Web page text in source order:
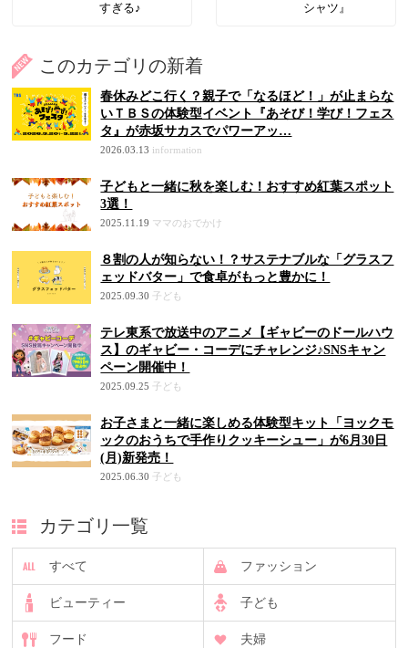
すぎる♪
シャツ』
このカテゴリの新着
春休みどこ行く？親子で「なるほど！」が止まらな
いＴＢＳの体験型イベント『あそび！学び！フェス
タ』が赤坂サカスでパワーアッ…
2026.03.13 information
子どもと一緒に秋を楽しむ！おすすめ紅葉スポット
3選！
2025.11.19 ママのおでかけ
８割の人が知らない！？サステナブルな「グラスフ
ェッドバター」で食卓がもっと豊かに！
2025.09.30 子ども
テレ東系で放送中のアニメ【ギャビーのドールハウ
ス】のギャビー・コーデにチャレンジ♪SNSキャン
ペーン開催中！
2025.09.25 子ども
お子さまと一緒に楽しめる体験型キット「ヨックモ
ックのおうちで手作りクッキーシュー」が6月30日
(月)新発売！
2025.06.30 子ども
カテゴリ一覧
すべて ファッション
ビューティー 子ども
フード 夫婦